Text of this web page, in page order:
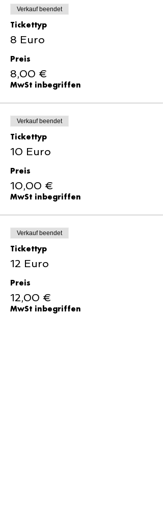
Verkauf beendet
Tickettyp
8 Euro
Preis
8,00 €
MwSt inbegriffen
Verkauf beendet
Tickettyp
10 Euro
Preis
10,00 €
MwSt inbegriffen
Verkauf beendet
Tickettyp
12 Euro
Preis
12,00 €
MwSt inbegriffen